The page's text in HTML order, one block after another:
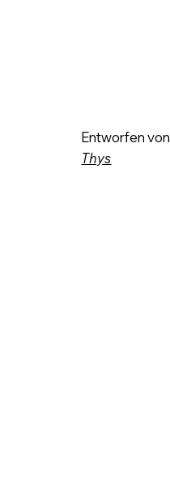
Entworfen von
Thys